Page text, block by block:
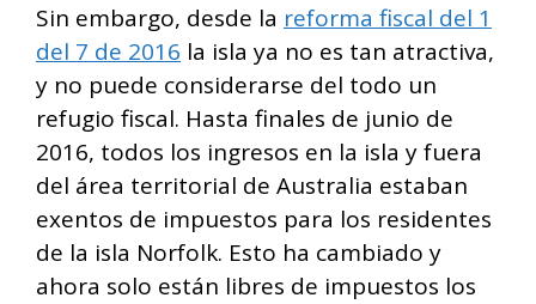
Sin embargo, desde la reforma fiscal del 1
del 7 de 2016 la isla ya no es tan atractiva,
y no puede considerarse del todo un
refugio fiscal. Hasta finales de junio de
2016, todos los ingresos en la isla y fuera
del área territorial de Australia estaban
exentos de impuestos para los residentes
de la isla Norfolk. Esto ha cambiado y
ahora solo están libres de impuestos los